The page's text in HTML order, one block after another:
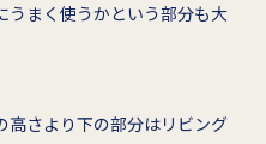
うまく使うかという部分も大
高さより下の部分はリビング